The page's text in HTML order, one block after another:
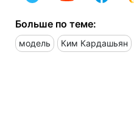
Больше по теме:
модель Ким Кардашьян